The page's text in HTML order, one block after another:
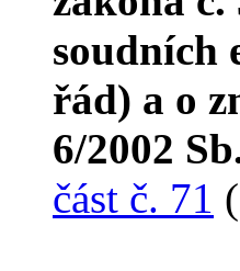
soudních
řád) a o
6/2002
část č. 71